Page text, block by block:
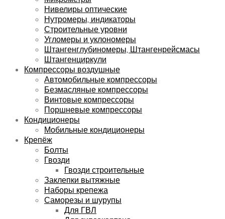
Нивелиры оптические
Нутромеры, индикаторы
Строительные уровни
Угломеры и уклономеры
Штангенглубиномеры, Штангенрейсмасы
Штангенциркули
Компрессоры воздушные
Автомобильные компрессоры
Безмасляные компрессоры
Винтовые компрессоры
Поршневые компрессоры
Кондиционеры
Мобильные кондиционеры
Крепёж
Болты
Гвозди
Гвозди строительные
Заклепки вытяжные
Наборы крепежа
Саморезы и шурупы
Для ГВЛ